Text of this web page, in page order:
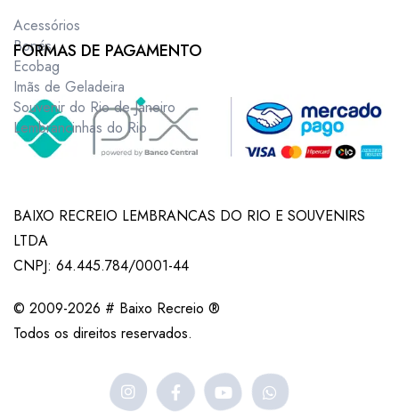
Acessórios
Bonés
Ecobag
Imãs de Geladeira
Souvenir do Rio de Janeiro
Lembrancinhas do Rio
FORMAS DE PAGAMENTO
BAIXO RECREIO LEMBRANCAS DO RIO E SOUVENIRS
LTDA
CNPJ: 64.445.784/0001-44
© 2009-2026 # Baixo Recreio ®
Todos os direitos reservados.